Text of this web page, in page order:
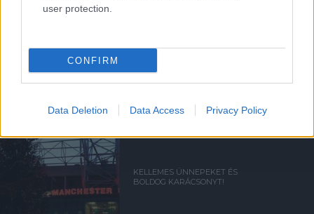
user protection.
CONFIRM
Data Deletion Data Access Privacy Policy
SZTÁRCSAPAT -
KELLEMES ÜNNEPEKET ÉS
BOLDOG KARÁCSONYT!